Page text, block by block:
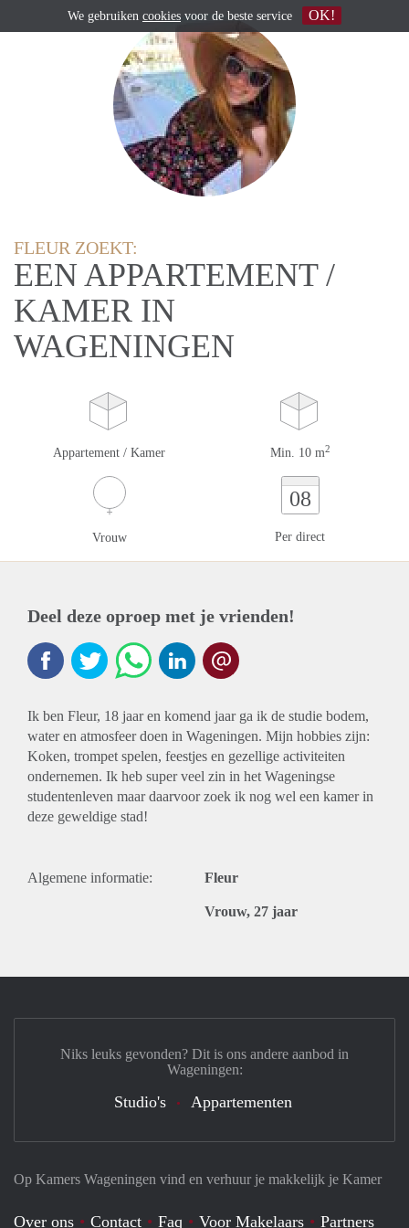
FLEUR ZOEKT:
EEN APPARTEMENT /
KAMER IN
WAGENINGEN
Appartement / Kamer Min. 10 m2
Vrouw
08
Per direct
Deel deze oproep met je vrienden!
Ik ben Fleur, 18 jaar en komend jaar ga ik de studie bodem,
water en atmosfeer doen in Wageningen. Mijn hobbies zijn:
Koken, trompet spelen, feestjes en gezellige activiteiten
ondernemen. Ik heb super veel zin in het Wageningse
studentenleven maar daarvoor zoek ik nog wel een kamer in
deze geweldige stad!
Algemene informatie: Fleur
Vrouw, 27 jaar
Op Kamers Wageningen vind en verhuur je makkelijk je Kamer
Over ons Contact Faq Voor Makelaars Partners
Niks leuks gevonden? Dit is ons andere aanbod in
Wageningen:
Studio's Appartementen
We gebruiken cookies voor de beste service OK!